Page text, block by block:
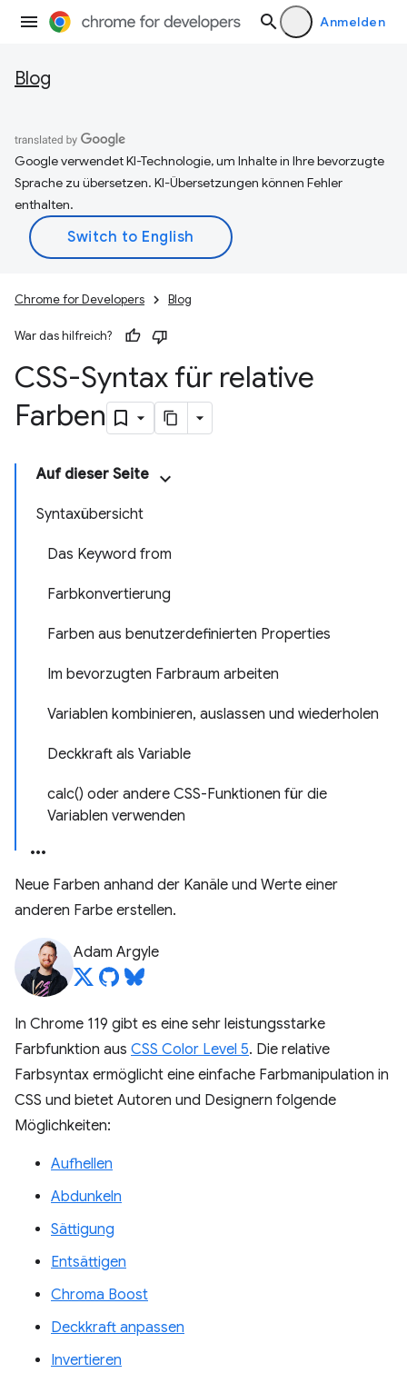
Anmelden
Blog
Google verwendet KI-Technologie, um Inhalte in Ihre bevorzugte
Sprache zu übersetzen. KI-Übersetzungen können Fehler
enthalten.
Chrome for Developers Blog
War das hilfreich?
CSS-Syntax für relative
Farben
Auf dieser Seite
Syntaxübersicht
Das Keyword from
Farbkonvertierung
Farben aus benutzerdefinierten Properties
Im bevorzugten Farbraum arbeiten
Variablen kombinieren, auslassen und wiederholen
Deckkraft als Variable
calc() oder andere CSS-Funktionen für die
Variablen verwenden
Neue Farben anhand der Kanäle und Werte einer
anderen Farbe erstellen.
Adam Argyle
In Chrome 119 gibt es eine sehr leistungsstarke
Farbfunktion aus CSS Color Level 5. Die relative
Farbsyntax ermöglicht eine einfache Farbmanipulation in
CSS und bietet Autoren und Designern folgende
Möglichkeiten:
Aufhellen
Abdunkeln
Sättigung
Entsättigen
Chroma Boost
Deckkraft anpassen
Invertieren